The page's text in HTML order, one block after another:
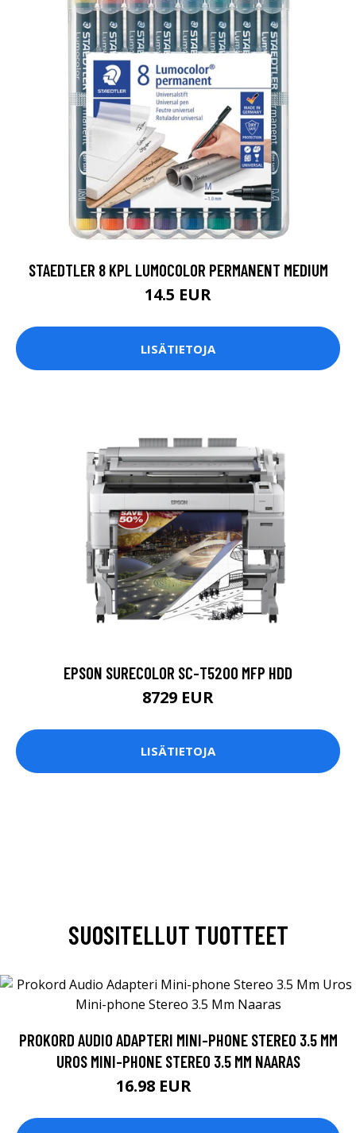
STAEDTLER 8 KPL LUMOCOLOR PERMANENT MEDIUM
14.5 EUR
LISÄTIETOJA
EPSON SURECOLOR SC-T5200 MFP HDD
8729 EUR
LISÄTIETOJA
SUOSITELLUT TUOTTEET
PROKORD AUDIO ADAPTERI MINI-PHONE STEREO 3.5 MM
UROS MINI-PHONE STEREO 3.5 MM NAARAS
16.98 EUR